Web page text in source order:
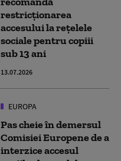
restricționarea
accesului la rețelele
sociale pentru copiii
sub 13 ani
13.07.2026
EUROPA
Pas cheie în demersul
Comisiei Europene de a
interzice accesul